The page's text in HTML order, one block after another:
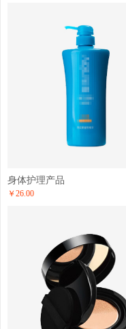
身体护理产品
￥26.00